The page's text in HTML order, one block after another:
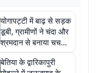
योगापट्टी में बाढ़ से सड़क
डूबी, ग्रामीणों ने चंदा और
श्रमदान से बनाया चचरी
पुल
बेतिया के द्वारिकापुरी